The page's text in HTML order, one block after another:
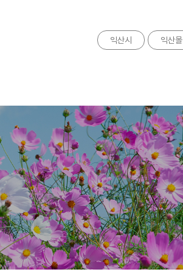
익산시 익산몰